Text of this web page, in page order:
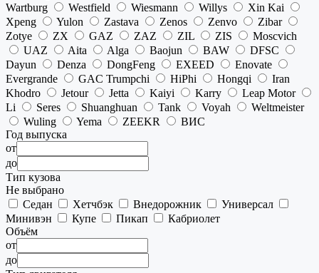
Wartburg
Westfield Wiesmann Willys
Xin Kai
Xpeng
Yulon Zastava Zenos Zenvo
Zibar
Zotye
ZX GAZ ZAZ ZIL ZIS
Moscvich
UAZ
Aita Alga Baojun BAW
DFSC
Dayun
Denza DongFeng EXEED
Enovate
Evergrande
GAC Trumpchi HiPhi Hongqi
Iran
Khodro
Jetour Jetta Kaiyi Karry
Leap Motor
Li
Seres Shuanghuan Tank Voyah
Weltmeister
Wuling
Yema ZEEKR
ВИС
Год выпуска
от
до
Тип кузова
Не выбрано
Седан
Хетчбэк Внедорожник
Универсал
Минивэн
Купе Пикап
Кабриолет
Объём
от
до